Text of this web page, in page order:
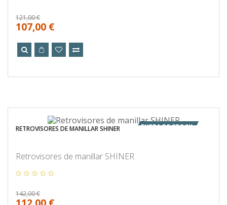
121,00 €
107,00 €
FUERA DE STOCK
RETROVISORES DE MANILLAR SHINER
Retrovisores de manillar SHINER
142,00 €